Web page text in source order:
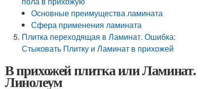
Основные преимущества ламината
Сфера применения ламината
Плитка переходящая в Ламинат. Ошибка:
Стыковать Плитку и Ламинат в прихожей
В прихожей плитка или Ламинат.
Линолеум